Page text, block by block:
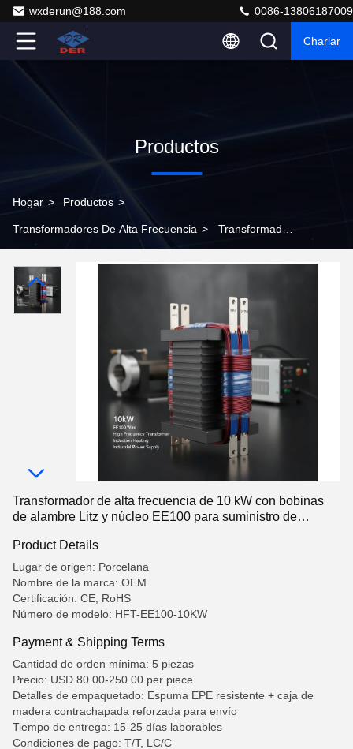
wxderun@188.com 0086-13806187009
Charlar
Productos
Hogar > Productos >
Transformadores De Alta Frecuencia > Transformador
y núcleo EE100 para suministro de energía industrial
Transformador de alta frecuencia de 10 kW con bobinas
de alambre Litz y núcleo EE100 para suministro de
Product Details
Lugar de origen: Porcelana
Nombre de la marca: OEM
Certificación: CE, RoHS
Número de modelo: HFT-EE100-10KW
Payment & Shipping Terms
Cantidad de orden mínima: 5 piezas
Precio: USD 80.00-250.00 per piece
Detalles de empaquetado: Espuma EPE resistente + caja de
madera contrachapada reforzada para envío
Tiempo de entrega: 15-25 días laborables
Condiciones de pago: T/T, LC/C